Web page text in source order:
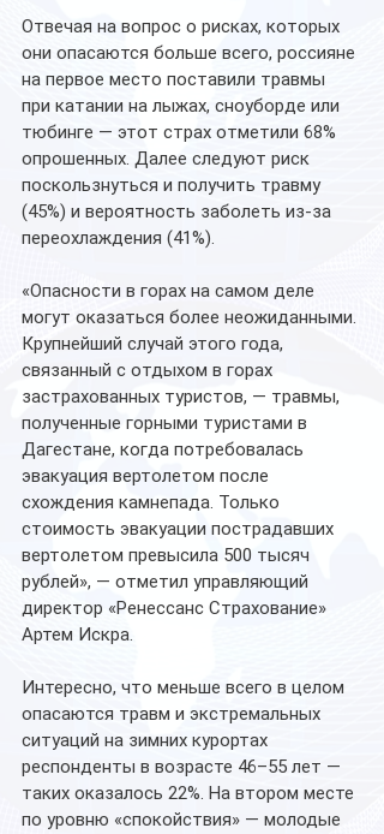
Отвечая на вопрос о рисках, которых
они опасаются больше всего, россияне
на первое место поставили травмы
при катании на лыжах, сноуборде или
тюбинге — этот страх отметили 68%
опрошенных. Далее следуют риск
поскользнуться и получить травму
(45%) и вероятность заболеть из-за
переохлаждения (41%).
«Опасности в горах на самом деле
могут оказаться более неожиданными.
Крупнейший случай этого года,
связанный с отдыхом в горах
застрахованных туристов, — травмы,
полученные горными туристами в
Дагестане, когда потребовалась
эвакуация вертолетом после
схождения камнепада. Только
стоимость эвакуации пострадавших
вертолетом превысила 500 тысяч
рублей», — отметил управляющий
директор «Ренессанс Страхование»
Артем Искра.
Интересно, что меньше всего в целом
опасаются травм и экстремальных
ситуаций на зимних курортах
респонденты в возрасте 46–55 лет —
таких оказалось 22%. На втором месте
по уровню «спокойствия» — молодые